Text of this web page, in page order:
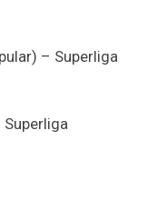
– Superliga